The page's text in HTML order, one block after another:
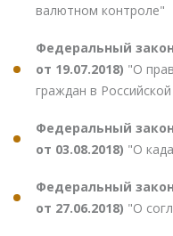
валютном контроле"
Федеральный
от 19.07.2018) "О
граждан в
Федеральный
от 03.08.2018) "О
Федеральный
от 27.06.2018) "О